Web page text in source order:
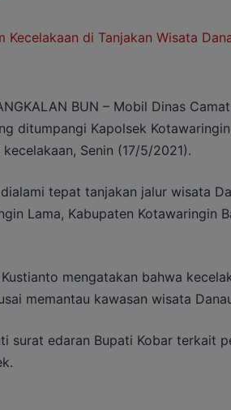
BUN – Mobil Dinas
ditumpangi Kapolsek
Senin (17/5/2021).
tepat tanjakan jalur wisata
Lama, Kabupaten Kotawaringin
mengatakan bahwa
memantau kawasan wisata
surat edaran Bupati Kobar terkait